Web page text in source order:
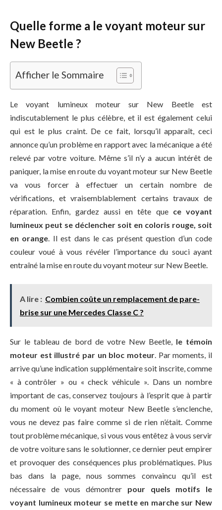
Quelle forme a le voyant moteur sur
New Beetle ?
Afficher le Sommaire
Le voyant lumineux moteur sur New Beetle est
indiscutablement le plus célèbre, et il est également celui
qui est le plus craint. De ce fait, lorsqu’il apparaît, ceci
annonce qu’un problème en rapport avec la mécanique a été
relevé par votre voiture. Même s’il n’y a aucun intérêt de
paniquer, la mise en route du voyant moteur sur New Beetle
va vous forcer à effectuer un certain nombre de
vérifications, et vraisemblablement certains travaux de
réparation. Enfin, gardez aussi en tête que ce voyant
lumineux peut se déclencher soit en coloris rouge, soit
en orange. Il est dans le cas présent question d’un code
couleur voué à vous révéler l’importance du souci ayant
entraîné la mise en route du voyant moteur sur New Beetle.
A lire : Combien coûte un remplacement de pare-
brise sur une Mercedes Classe C ?
Sur le tableau de bord de votre New Beetle, le témoin
moteur est illustré par un bloc moteur . Par moments, il
arrive qu’une indication supplémentaire soit inscrite, comme
« à contrôler » ou « check véhicule ». Dans un nombre
important de cas, conservez toujours à l’esprit que à partir
du moment où le voyant moteur New Beetle s’enclenche,
vous ne devez pas faire comme si de rien n’était. Comme
tout problème mécanique, si vous vous entêtez à vous servir
de votre voiture sans le solutionner, ce dernier peut empirer
et provoquer des conséquences plus problématiques. Plus
bas dans la page, nous sommes convaincu qu’il est
nécessaire de vous démontrer pour quels motifs le
voyant lumineux moteur se mette en marche sur New